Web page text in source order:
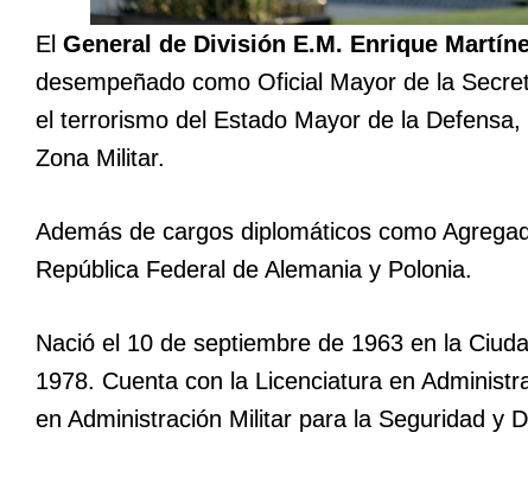
El General de División E.M. Enrique
desempeñado como Oficial Mayor de la
el terrorismo del Estado Mayor de la
Zona Militar.
Además de cargos diplomáticos como
República Federal de Alemania y Polonia.
Nació el 10 de septiembre de 1963 en la
1978. Cuenta con la Licenciatura en
en Administración Militar para la Seguridad y